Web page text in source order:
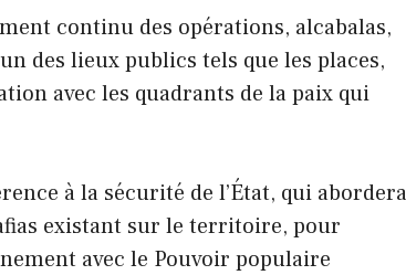
continu des opérations, alcabalas,
des lieux publics tels que les places,
avec les quadrants de la paix qui
à la sécurité de l’État, qui abordera
existant sur le territoire, pour
avec le Pouvoir populaire